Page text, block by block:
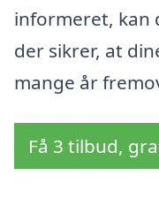
informeret, kan
der sikrer, at
mange år
Få 3 tilbud,